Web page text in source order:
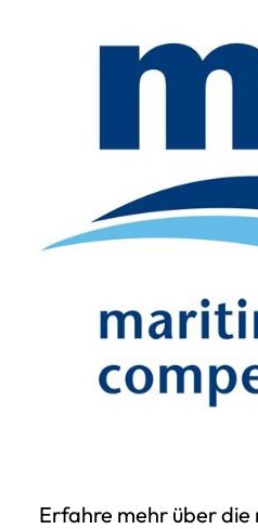
Erfahre mehr über